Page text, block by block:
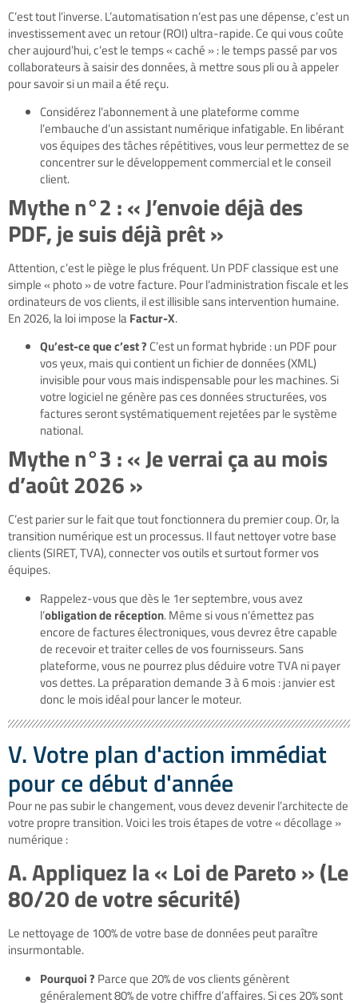
C’est tout l’inverse. L’automatisation n’est pas une dépense, c’est un
investissement avec un retour (ROI) ultra-rapide. Ce qui vous coûte
cher aujourd’hui, c’est le temps « caché » : le temps passé par vos
collaborateurs à saisir des données, à mettre sous pli ou à appeler
pour savoir si un mail a été reçu.
Considérez l’abonnement à une plateforme comme
l’embauche d’un assistant numérique infatigable. En libérant
vos équipes des tâches répétitives, vous leur permettez de se
concentrer sur le développement commercial et le conseil
client.
Mythe n°2 : « J’envoie déjà des
PDF, je suis déjà prêt »
Attention, c’est le piège le plus fréquent. Un PDF classique est une
simple « photo » de votre facture. Pour l’administration fiscale et les
ordinateurs de vos clients, il est illisible sans intervention humaine.
En 2026, la loi impose laFactur-X.
Qu’est-ce que c’est ? C’est un format hybride : un PDF pour
vos yeux, mais qui contient un fichier de données (XML)
invisible pour vous mais indispensable pour les machines. Si
votre logiciel ne génère pas ces données structurées, vos
factures seront systématiquement rejetées par le système
national.
Mythe n°3 : « Je verrai ça au mois
d’août 2026 »
C’est parier sur le fait que tout fonctionnera du premier coup. Or, la
transition numérique est un processus. Il faut nettoyer votre base
clients (SIRET, TVA), connecter vos outils et surtout former vos
équipes.
Rappelez-vous que dès le 1er septembre, vous avez
l’obligation de réception. Même si vous n’émettez pas
encore de factures électroniques, vous devrez être capable
de recevoir et traiter celles de vos fournisseurs. Sans
plateforme, vous ne pourrez plus déduire votre TVA ni payer
vos dettes. La préparation demande 3 à 6 mois : janvier est
donc le mois idéal pour lancer le moteur.
V. Votre plan d'action immédiat
pour ce début d'année
Pour ne pas subir le changement, vous devez devenir l’architecte de
votre propre transition. Voici les trois étapes de votre « décollage »
numérique :
A. Appliquez la « Loi de Pareto » (Le
80/20 de votre sécurité)
Le nettoyage de 100% de votre base de données peut paraître
insurmontable.
Pourquoi ? Parce que 20% de vos clients génèrent
généralement 80% de votre chiffre d’affaires. Si ces 20% sont